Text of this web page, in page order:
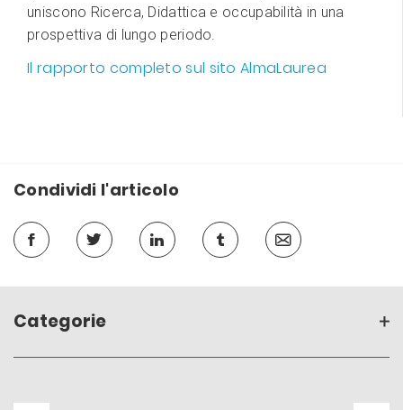
uniscono Ricerca, Didattica e occupabilità in una
prospettiva di lungo periodo.
Il rapporto completo sul sito AlmaLaurea
Condividi l'articolo
Categorie